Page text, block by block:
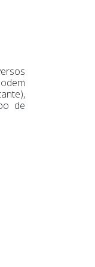
de